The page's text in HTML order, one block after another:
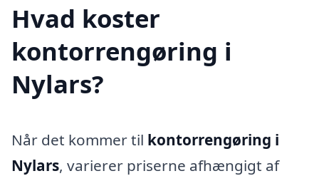
Hvad koster
kontorrengøring i
Nylars?
Når det kommer til kontorrengøring i
Nylars, varierer priserne afhængigt af